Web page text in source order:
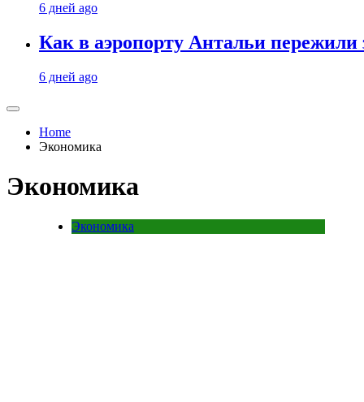
6 дней ago
Как в аэропорту Антальи
6 дней ago
Home
Экономика
Экономика
Экономика